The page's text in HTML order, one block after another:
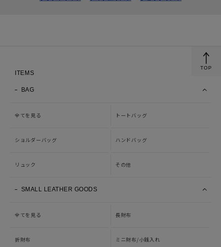
ITEMS
BAG
全てを見る トートバッグ
ショルダーバッグ ハンドバッグ
リュック その他
SMALL LEATHER GOODS
全てを見る 長財布
折財布 ミニ財布/小銭入れ
TOP